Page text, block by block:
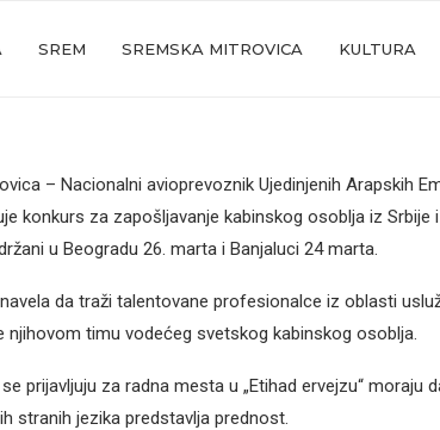
SREM SREMSKA MITROVICA KULTURA
– Nacionalni avioprevoznik Ujedinjenih Arapskih
konkurs za zapošljavanje kabinskog osoblja iz Srbije
u Beogradu 26. marta i Banjaluci 24 marta.
da traži talentovane profesionalce iz oblasti
njihovom timu vodećeg svetskog kabinskog osoblja.
prijavljuju za radna mesta u „Etihad ervejzu“ moraju
stranih jezika predstavlja prednost.